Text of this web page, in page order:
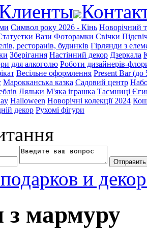
Символ року 2026 - Кінь Новорічний
Вази Фоторамки Свічки
ресторанів, будинків Гірлянди з
Зберігання Настінний декор Дзеркала
для алкоголю Роботи дизайнерів-
Весільне оформлення Present Bar (до
Марокканська казка Садовий центр
Ляльки М'яка іграшка Таємниці
Halloween Новорічні колекції 2024
декор Рухомі фігури
и
з мармуру